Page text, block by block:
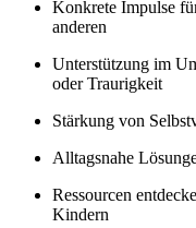
Konkrete Impulse
anderen
Unterstützung im
oder Traurigkeit
Stärkung von
Alltagsnahe
Ressourcen
Kindern